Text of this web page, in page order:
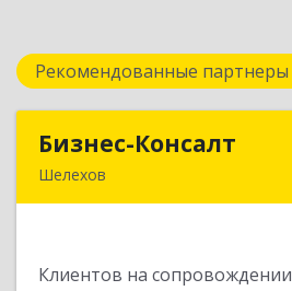
Рекомендованные партнеры
Бизнес-Консалт
Шелехов
Клиентов на сопровождении